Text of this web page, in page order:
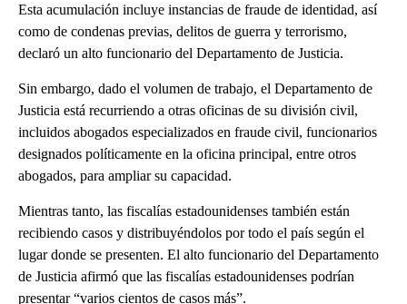
Esta acumulación incluye instancias de fraude de identidad, así
como de condenas previas, delitos de guerra y terrorismo,
declaró un alto funcionario del Departamento de Justicia.
Sin embargo, dado el volumen de trabajo, el Departamento de
Justicia está recurriendo a otras oficinas de su división civil,
incluidos abogados especializados en fraude civil, funcionarios
designados políticamente en la oficina principal, entre otros
abogados, para ampliar su capacidad.
Mientras tanto, las fiscalías estadounidenses también están
recibiendo casos y distribuyéndolos por todo el país según el
lugar donde se presenten. El alto funcionario del Departamento
de Justicia afirmó que las fiscalías estadounidenses podrían
presentar “varios cientos de casos más”.